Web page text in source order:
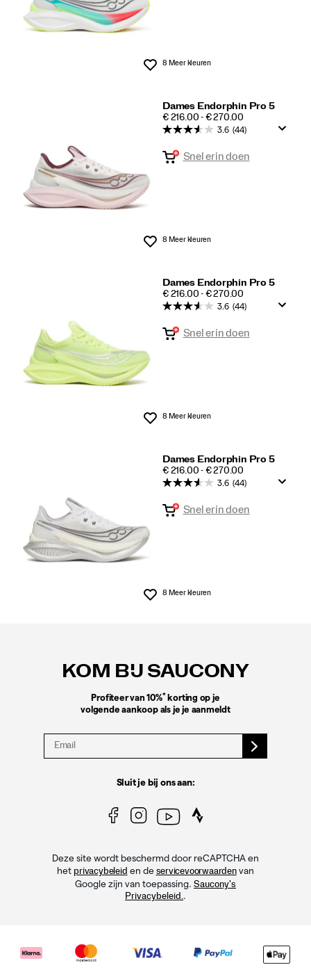
Wenslijst
8 Meer kleuren
Dames Endorphin Pro 5
PRICE
€ 216.00 - € 270.00
Wenslijst
3.6 (44)
Snel erin doen
8 Meer kleuren
Dames Endorphin Pro 5
PRICE
€ 216.00 - € 270.00
Wenslijst
3.6 (44)
Snel erin doen
8 Meer kleuren
Dames Endorphin Pro 5
PRICE
€ 216.00 - € 270.00
Wenslijst
3.6 (44)
Snel erin doen
8 Meer kleuren
KOM BIJ SAUCONY
Profiteer van 10%*korting op je
volgende aankoop als je je aanmeldt
Sluit je bij ons aan:
Deze site wordt beschermd door reCAPTCHA en
het privacybeleid en de servicevoorwaardenvan
Google zijn van toepassing. Saucony's
Privacybeleid..